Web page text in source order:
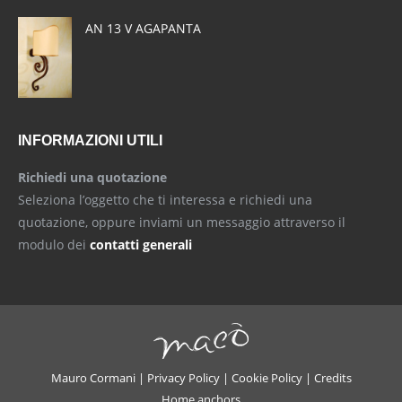
AN 13 V AGAPANTA
INFORMAZIONI UTILI
Richiedi una quotazione
Seleziona l’oggetto che ti interessa e richiedi una
quotazione, oppure inviami un messaggio attraverso il
modulo dei contatti generali
Mauro Cormani | Privacy Policy| Cookie Policy| Credits